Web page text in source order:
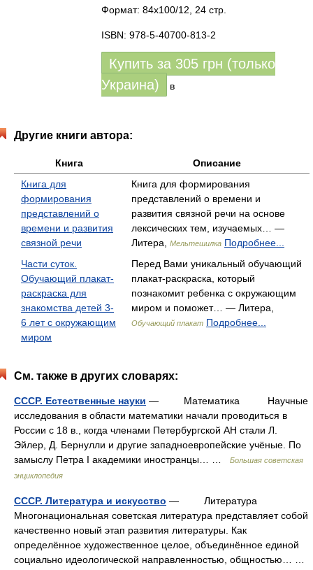
Формат: 84x100/12, 24 стр.
ISBN: 978-5-40700-813-2
Купить за 305 грн (только
Украина)
в
Другие книги автора:
Книга
Описание
Книга для
формирования
представлений о
времени и развития
связной речи
Книга для формирования
представлений о времени и
развития связной речи на основе
лексических тем, изучаемых… —
Литера,
Мельтешилка Подробнее...
Части суток.
Обучающий плакат-
раскраска для
знакомства детей 3-
6 лет с окружающим
миром
Перед Вами уникальный обучающий
плакат-раскраска, который
познакомит ребенка с окружающим
миром и поможет… — Литера,
Обучающий плакат Подробнее...
См. также в других словарях:
СССР. Естественные науки — Математика Научные
исследования в области математики начали проводиться в
России с 18 в., когда членами Петербургской АН стали Л.
Эйлер, Д. Бернулли и другие западноевропейские учёные. По
замыслу Петра I академики иностранцы… …
Большая советская
энциклопедия
СССР. Литература и искусство — Литература
Многонациональная советская литература представляет собой
качественно новый этап развития литературы. Как
определённое художественное целое, объединённое единой
социально идеологической направленностью, общностью… …